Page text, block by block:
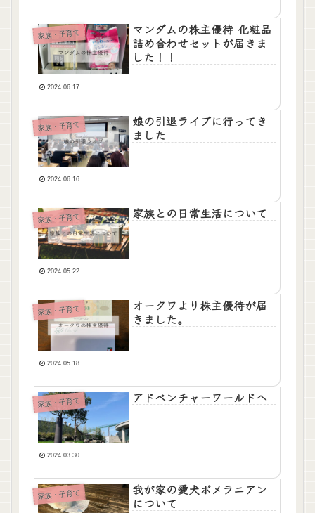
家族・子育て
マンダムの株主優待 化粧品
詰め合わせセットが届きま
した！！
2024.06.17
家族・子育て
娘の引退ライブに行ってき
ました
2024.06.16
家族・子育て 家族との日常生活について
2024.05.22
家族・子育て
オークワより株主優待が届
きました。
2024.05.18
家族・子育て アドベンチャーワールドへ
2024.03.30
家族・子育て
我が家の愛犬ポメラニアン
について